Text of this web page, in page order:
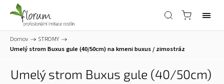
Domov / STROMY /
Umelý strom Buxus gule (40/50cm) na kmenibuxus / zimostráz
Umelý strom Buxus gule (40/50cm)